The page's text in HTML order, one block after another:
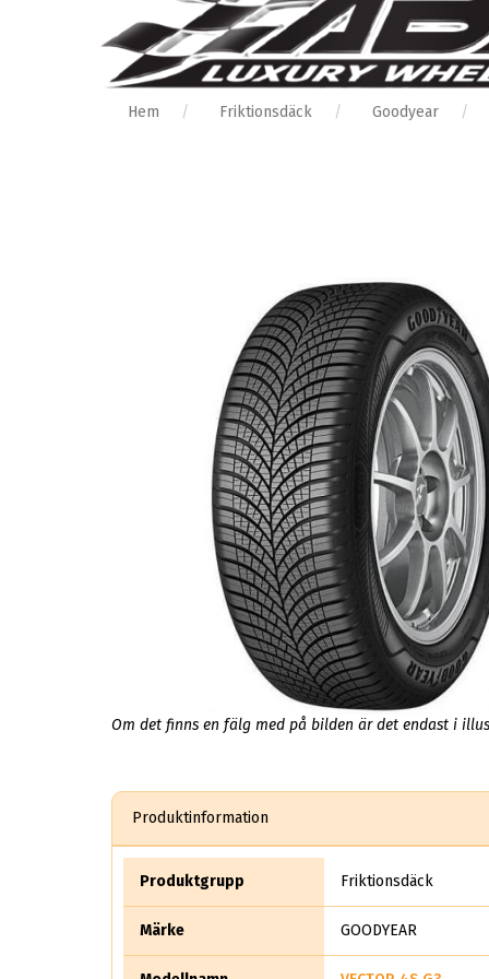
Hem Friktionsdäck Goodyear
Om det finns en fälg med på bilden är det endast i
Produktinformation
Produktgrupp Friktionsdäck
Märke GOODYEAR